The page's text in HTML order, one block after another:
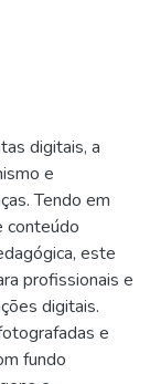
digitais, a
e
Tendo em
conteúdo
este
profissionais e
digitais.
e
fundo